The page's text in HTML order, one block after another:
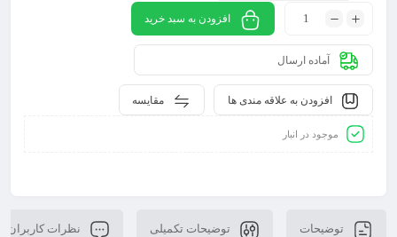
افزودن به سبد خرید
آماده ارسال
مقایسه افزودن به علاقه مندی ها
موجود در انبار
توضیحات توضیحات تکمیلی نظرات کاربران